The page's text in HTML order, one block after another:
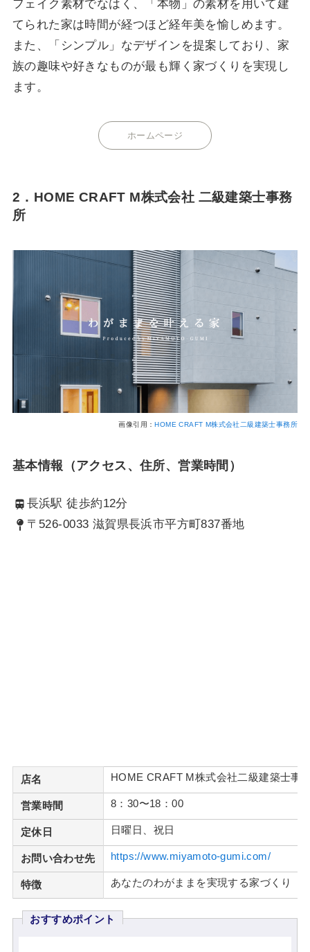
フェイク素材でなはく、「本物」の素材を用いて建
てられた家は時間が経つほど経年美を愉しめます。
また、「シンプル」なデザインを提案しており、家
族の趣味や好きなものが最も輝く家づくりを実現し
ます。
ホームページ
2．HOME CRAFT M株式会社 二級建築士事務
所
画像引用： HOME CRAFT M株式会社二級建築士事務所
基本情報（アクセス、住所、営業時間）
長浜駅 徒歩約12分
〒526-0033 滋賀県長浜市平方町837番地
店名 HOME CRAFT M株式会社二級建築士事
営業時間 8：30〜18：00
定休日 日曜日、祝日
お問い合わせ先 https://www.miyamoto-gumi.com/
特徴 あなたのわがままを実現する家づくり
おすすめポイント